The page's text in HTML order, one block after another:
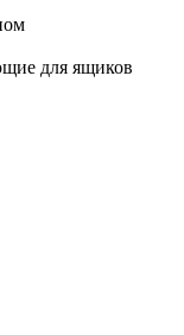
для ящиков